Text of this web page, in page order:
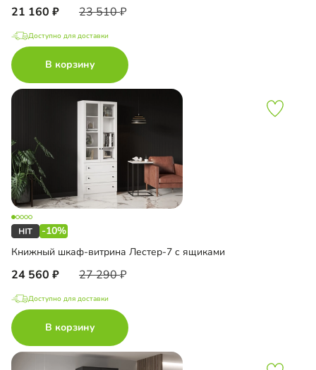
21 160 23 510
Доступно для доставки
В корзину
-10%
Книжный шкаф-витрина Лестер-7 с ящиками
24 560 27 290
Доступно для доставки
В корзину